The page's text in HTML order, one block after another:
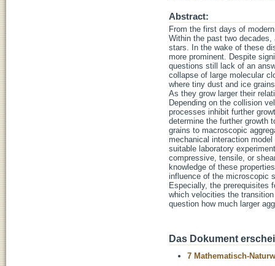
Abstract:
From the first days of
Within the past two
stars. In the wake of these
more prominent. Despite
questions still lack of an
collapse of large molecular
where tiny dust and ice
As they grow larger their
Depending on the collision
processes inhibit further
determine the further growth
grains to macroscopic
mechanical interaction
suitable laboratory
compressive, tensile, or
knowledge of these
influence of the microscopic
Especially, the prerequisites
which velocities the
question how much larger
Das Dokument
7 Mathematisch-